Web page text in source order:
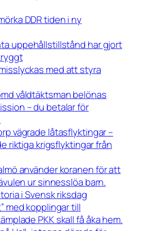
DDR tiden i ny
uppehållstillstånd har gjort
med att styra
våldtäktsman belönas
– du betalar för
vägrade låtasflyktingar –
riktiga krigsflyktingar från
använder koranen för att
ur sinnesslöa barn.
i Svensk riksdag
med kopplingar till
PKK skall få åka hem.